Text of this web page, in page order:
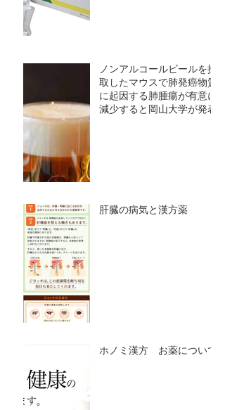
ノンアルコールビールを摂
取したマウスで肺発癌物質
に起因する肺腫瘍が有意に
減少すると岡山大学が発表
肝臓の病気と漢方薬
ホノミ漢方 お薬について